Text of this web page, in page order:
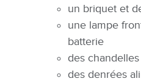
un briquet et
une lampe
batterie
des
des denrées